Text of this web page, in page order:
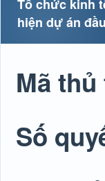
Tổ chức kinh
hiện dự án
Mã
Số